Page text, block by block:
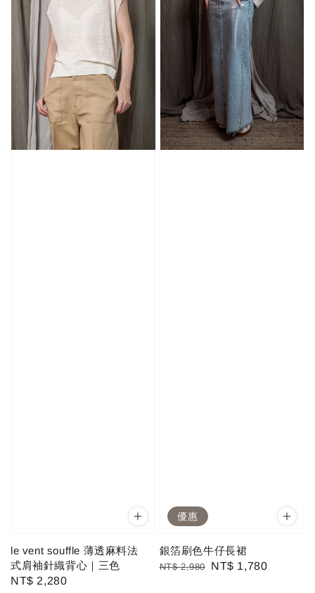
le vent souffle 薄透麻料法
式肩袖針織背心｜三色
Regular
NT$ 2,280
優惠
銀箔刷色牛仔長裙
Regular
NT$ 2,980
Sale
NT$ 1,780